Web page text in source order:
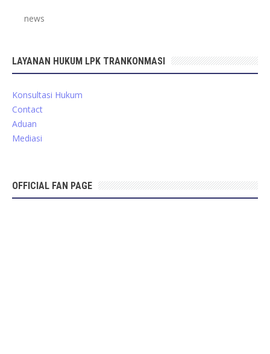
news
LAYANAN HUKUM LPK TRANKONMASI
Konsultasi Hukum
Contact
Aduan
Mediasi
OFFICIAL FAN PAGE